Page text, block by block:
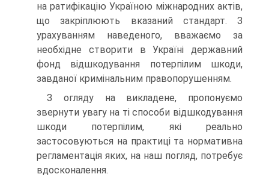
на ратифікацію Україною міжнародних актів,
що закріплюють вказаний стандарт. З
урахуванням наведеного, вважаємо за
необхідне створити в Україні державний
фонд відшкодування потерпілим шкоди,
завданої кримінальним правопорушенням.
З огляду на викладене, пропонуємо
звернути увагу на ті способи відшкодування
шкоди потерпілим, які реально
застосовуються на практиці та нормативна
регламентація яких, на наш погляд, потребує
вдосконалення.